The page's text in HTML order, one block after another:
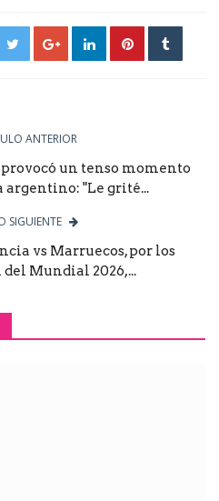
ANTERIOR
un tenso momento
"Le grité...
SIGUIENTE
vs Marruecos, por los
Mundial 2026,...